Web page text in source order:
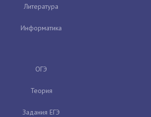
Литература
Информатика
ОГЭ
Теория
Задания ЕГЭ